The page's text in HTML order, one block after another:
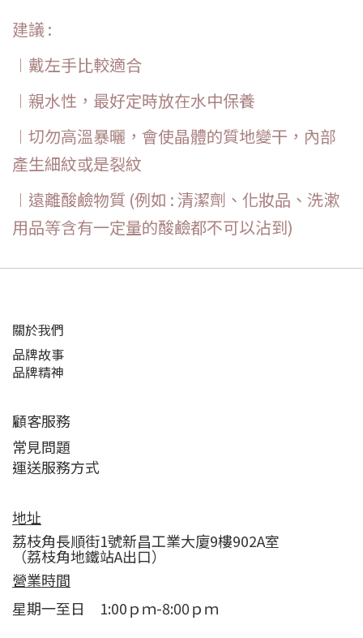
建議 :
︱戴左手比較適合
︱親水性，最好定時放在水中保養
︱切勿高溫暴曬，會使晶體的質地變干，內部
產生細紋或是裂紋
︱遠離酸鹼物質 (例如 : 清潔劑、化妝品、洗漱
用品等含有一定量的酸鹼都不可以沾到)
關於我們
品牌故事
品牌精神
顧客服務
常見問題
運送服務方式
地址
荔枝角長順街1號新昌工業大廈9樓902A室
（荔枝角地鐵站A出口）
營業時間
星期一至日 1:00ｐｍ-8:00ｐｍ